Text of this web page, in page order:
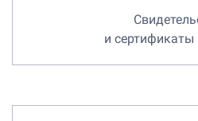
и сертификаты